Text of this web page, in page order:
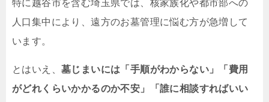
特に越谷市を含む埼玉県では、核家族化や都市部への
人口集中により、遠方のお墓管理に悩む方が急増して
います。
とはいえ、 墓じまいには「手順がわからない」「費用
がどれくらいかかるのか不安」「誰に相談すればいい